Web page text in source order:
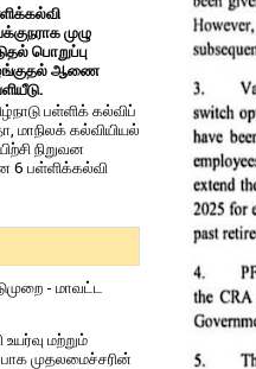
முழு
பொறுப்பு
ஆணை
பள்ளிக் கல்விப்
மாநிலக் கல்வியியல்
நிறுவன
6 பள்ளிக்கல்வி
- மாவட்ட
மற்றும்
முதலமைச்சரின்